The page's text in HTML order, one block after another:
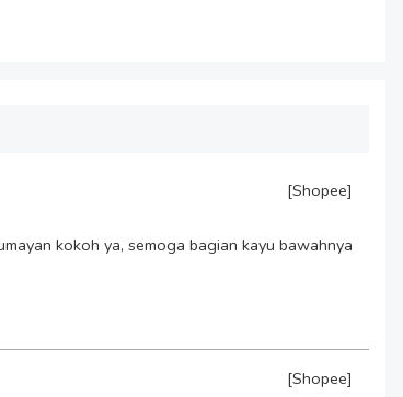
[Shopee]
kokoh ya, semoga bagian kayu bawahnya
[Shopee]